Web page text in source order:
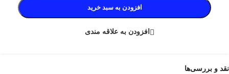
افزودن به سبد خرید
افزودن به علاقه مندی
نقد و بررسی‌ها